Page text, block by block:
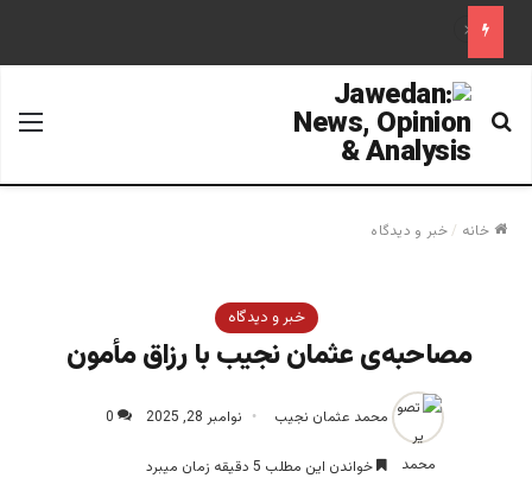
علم تاریخ
جستجو برای
خانه /خبر و دیدگاه
خبر و دیدگاه
مصاحبه‌ی عثمان نجیب با رزاق مأمون ‎
محمد عثمان نجیب نوامبر 28, 2025 0
خواندن این مطلب 5 دقیقه زمان میبرد